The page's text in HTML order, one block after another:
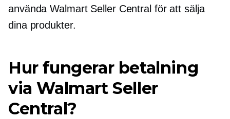
använda Walmart Seller Central för att sälja
dina produkter.
Hur fungerar betalning
via Walmart Seller
Central?